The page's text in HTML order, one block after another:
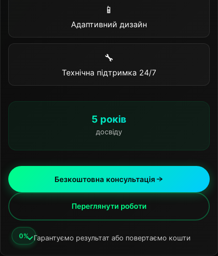
📱
Адаптивний дизайн
🔧
Технічна підтримка 24/7
5 років
досвіду
Безкоштовна консультація
Переглянути роботи
✓Гарантуємо результат або повертаємо кошти